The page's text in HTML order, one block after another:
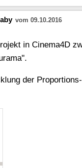
vom 09.10.2016
in Cinema4D
der